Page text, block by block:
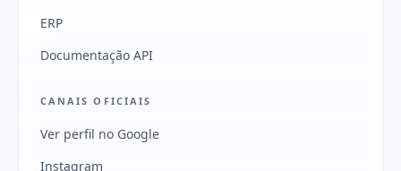
ERP
Documentação API
CANAIS OFICIAIS
Ver perfil no Google
Instagram